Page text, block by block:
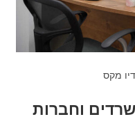
מקס
וחברות